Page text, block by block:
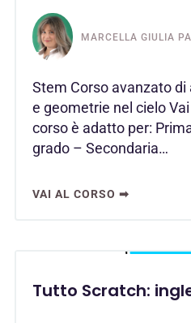
MARCELLA GIULIA
Stem Corso avanzato
e geometrie nel cielo
corso è adatto per:
grado – Secondaria…
VAI AL CORSO ➡
Tutto Scratch: